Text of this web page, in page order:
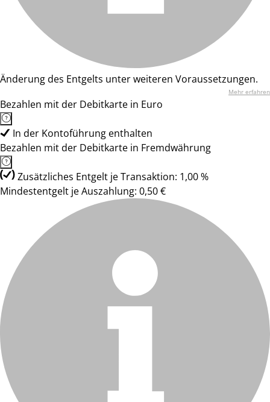
Änderung des Entgelts unter weiteren Voraussetzungen.
Mehr erfahren
Bezahlen mit der Debitkarte in Euro
In der Kontoführung enthalten
Bezahlen mit der Debitkarte in Fremdwährung
Zusätzliches Entgelt je Transaktion: 1,00 %
Mindestentgelt je Auszahlung: 0,50 €